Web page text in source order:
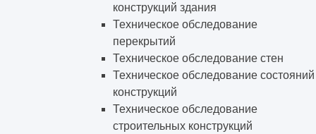
конструкций здания
Техническое обследование
перекрытий
Техническое обследование стен
Техническое обследование состояний
конструкций
Техническое обследование
строительных конструкций